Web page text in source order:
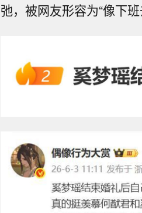
弛，被网友形容为“像下班